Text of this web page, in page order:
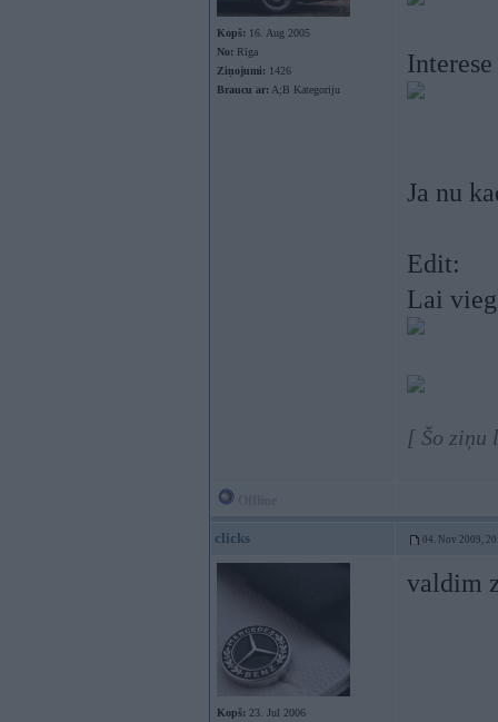
Kopš: 16. Aug 2005
No: Rīga
Ziņojumi: 1426
Braucu ar: A;B Kategoriju
Ja nu
Edit:
Lai
[ Šo ziņu
clicks 04. Nov 2009,
Kopš: 23. Jul 2006
valdim